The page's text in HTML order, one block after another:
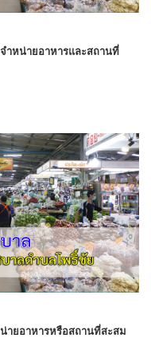
ำหน่ายอาหารและสถานที่
ายอาหารหรือสถานที่สะสม